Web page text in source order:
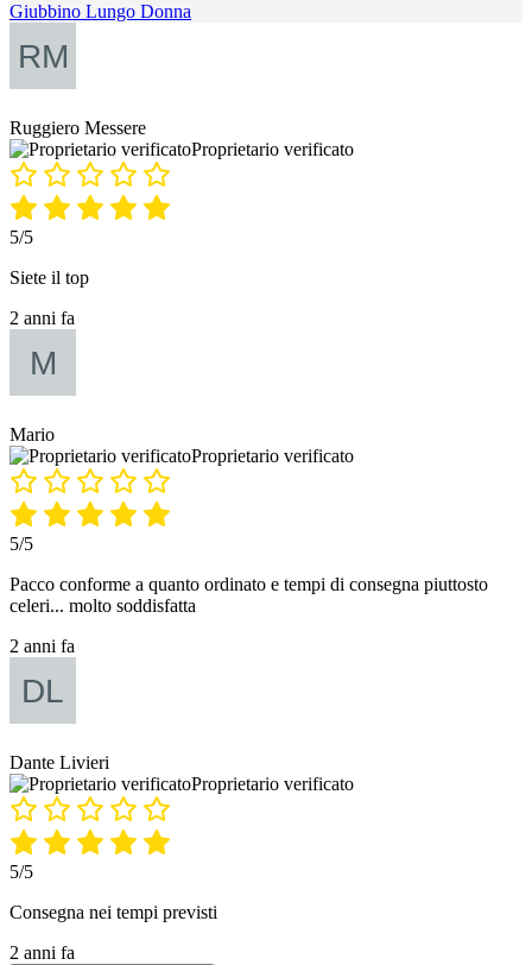
Giubbino Lungo Donna
Ruggiero Messere
Proprietario verificato
5/5
Siete il top
2 anni fa
Mario
Proprietario verificato
5/5
Pacco conforme a quanto ordinato e tempi di consegna piuttosto
celeri... molto soddisfatta
2 anni fa
Dante Livieri
Proprietario verificato
5/5
Consegna nei tempi previsti
2 anni fa